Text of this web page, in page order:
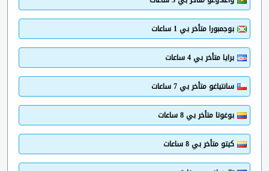
بوجمبورا متأخر بي 1 ساعات
برايا متأخر بي 4 ساعات
سانتياغو متأخر بي 7 ساعات
بوغوتا متأخر بي 8 ساعات
كيتو متأخر بي 8 ساعات